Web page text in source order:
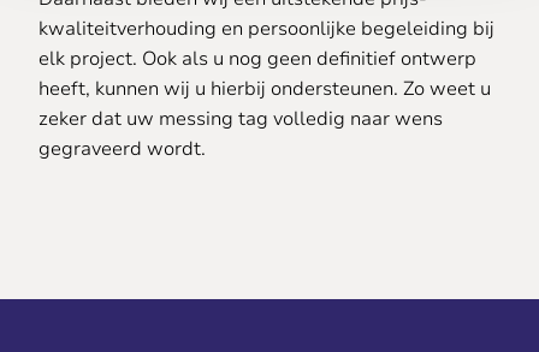
kwaliteitverhouding en persoonlijke begeleiding bij
elk project. Ook als u nog geen definitief ontwerp
heeft, kunnen wij u hierbij ondersteunen. Zo weet u
zeker dat uw messing tag volledig naar wens
gegraveerd wordt.